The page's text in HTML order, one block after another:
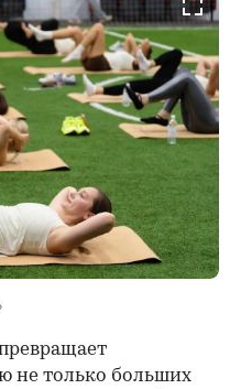
не только больших